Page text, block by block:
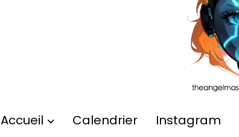
Accueil Calendrier Instagram